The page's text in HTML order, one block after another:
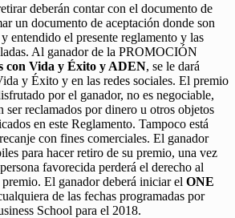
deberán contar con el documento de
un documento de aceptación donde son
entendido el presente reglamento y las
Al ganador de la PROMOCIÓN
con Vida y Éxito y ADEN, se le dará
y Éxito y en las redes sociales. El premio
por el ganador, no es negociable,
ser reclamados por dinero u otros objetos
en este Reglamento. Tampoco está
con fines comerciales. El ganador
para hacer retiro de su premio, una vez
favorecida perderá el derecho al
El ganador deberá iniciar el ONE
de las fechas programadas por
School para el 2018.